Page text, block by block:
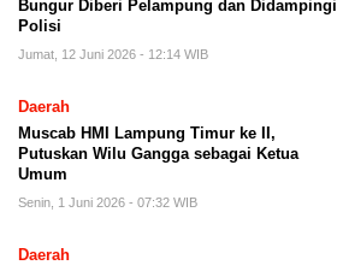
Bungur Diberi Pelampung dan Didampingi
Polisi
Jumat, 12 Juni 2026 - 12:14 WIB
Daerah
Muscab HMI Lampung Timur ke II,
Putuskan Wilu Gangga sebagai Ketua
Umum
Senin, 1 Juni 2026 - 07:32 WIB
Daerah